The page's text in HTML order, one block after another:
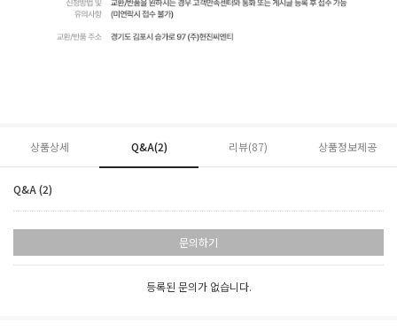
상품상세 Q&A(2) 리뷰(87) 상품정보제공
Q&A (2)
문의하기
등록된 문의가 없습니다.